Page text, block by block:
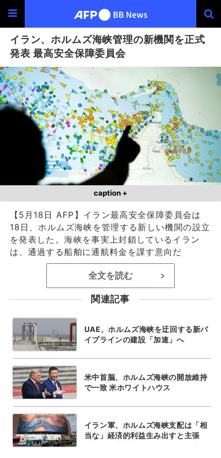
イラン、ホルムズ海峡管理の新機関を正式
発表 最高安全保障委員会
caption +
【5月18日 AFP】イラン最高安全保障委員会は
18日、ホルムズ海峡を管理する新しい機関の設立
を発表した。海峡を事実上封鎖しているイラン
は、通過する船舶に通航料金を課す意向だ
全文を読む >
関連記事
UAE、ホルムズ海峡を迂回する新パ
イプラインの建設「加速」へ
米中首脳、ホルムズ海峡の開放維持
で一致 米ホワイトハウス
イラン軍、ホルムズ海峡支配は「相
当な」経済的利益生み出すと主張